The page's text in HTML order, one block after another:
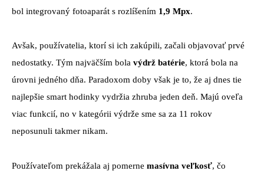
bol integrovaný fotoaparát s rozlíšením 1,9 Mpx.
Avšak, používatelia, ktorí si ich zakúpili, začali objavovať prvé
nedostatky. Tým najväčším bola výdrž batérie, ktorá bola na
úrovni jedného dňa. Paradoxom doby však je to, že aj dnes tie
najlepšie smart hodinky vydržia zhruba jeden deň. Majú oveľa
viac funkcií, no v kategórii výdrže sme sa za 11 rokov
neposunuli takmer nikam.
Používateľom prekážala aj pomerne masívna veľkosť, čo